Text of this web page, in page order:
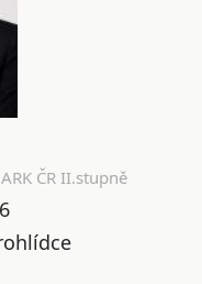
ČR II.stupně